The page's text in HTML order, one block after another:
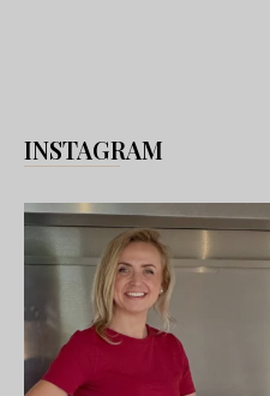
INSTAGRAM